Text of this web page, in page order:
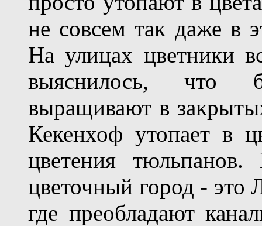
не совсем так даже в
На улицах цветники
выяснилось, что
выращивают в
Кекенхоф утопает в
цветения
цветочный город - это
где преобладают